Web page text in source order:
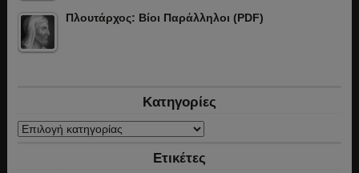
Πλουτάρχος: Βίοι Παράλληλοι (PDF)
Κατηγορίες
Κατηγορίες
Ετικέτες